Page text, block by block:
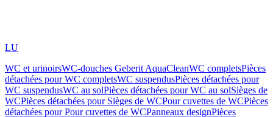
LU
WC et urinoirsWC-douches Geberit AquaCleanWC completsPièces
détachées pour WC completsWC suspendusPièces détachées pour
WC suspendusWC au solPièces détachées pour WC au solSièges de
WCPièces détachées pour Sièges de WCPour cuvettes de WCPièces
détachées pour Pour cuvettes de WCPanneaux designPièces